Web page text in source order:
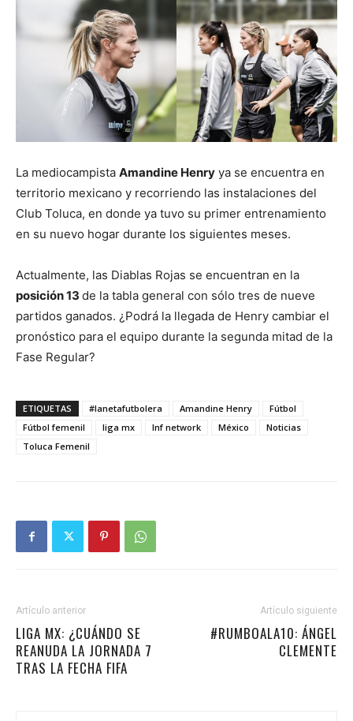
La mediocampista Amandine Henry ya se encuentra en
territorio mexicano y recorriendo las instalaciones del
Club Toluca, en donde ya tuvo su primer entrenamiento
en su nuevo hogar durante los siguientes meses.
Actualmente, las Diablas Rojas se encuentran en la
posición 13 de la tabla general con sólo tres de nueve
partidos ganados. ¿Podrá la llegada de Henry cambiar el
pronóstico para el equipo durante la segunda mitad de la
Fase Regular?
ETIQUETAS #lanetafutbolera Amandine Henry
Fútbol
Fútbol femenil
liga mx lnf network México
Noticias
Toluca Femenil
Artículo anterior
LIGA MX: ¿CUÁNDO SE
REANUDA LA JORNADA 7
TRAS LA FECHA FIFA
Artículo siguiente
#RUMBOALA10: ÁNGEL
CLEMENTE